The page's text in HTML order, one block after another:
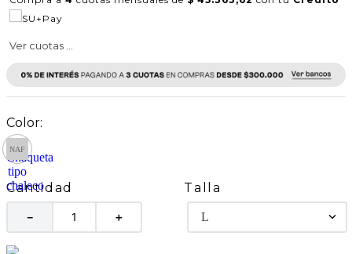
Ver cuotas ...
Cantidad
＋
－
Talla
L